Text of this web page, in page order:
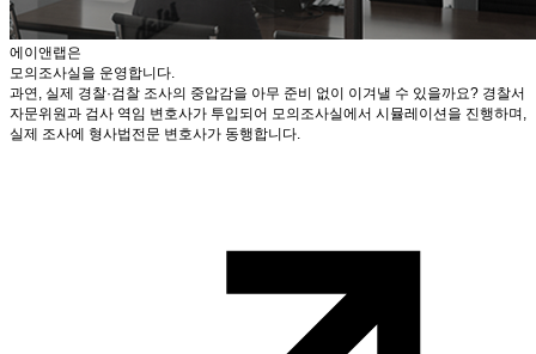
에이앤랩은
모의조사실을 운영합니다.
과연, 실제 경찰·검찰 조사의 중압감을 아무 준비 없이 이겨낼 수 있을까요? 경찰서
자문위원과 검사 역임 변호사가 투입되어 모의조사실에서 시뮬레이션을 진행하며,
실제 조사에 형사법전문 변호사가 동행합니다.